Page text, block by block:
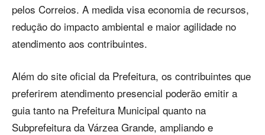
pelos Correios. A medida visa economia de recursos,
redução do impacto ambiental e maior agilidade no
atendimento aos contribuintes.
Além do site oficial da Prefeitura, os contribuintes que
preferirem atendimento presencial poderão emitir a
guia tanto na Prefeitura Municipal quanto na
Subprefeitura da Várzea Grande, ampliando e